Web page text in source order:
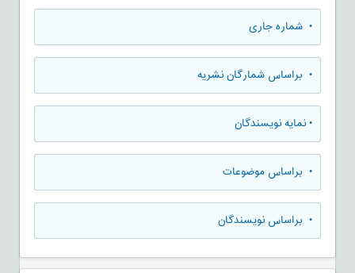
• شماره جاری
• براساس شمارگان نشریه
•نمایه نویسندگان
• براساس موضوعات
• براساس نویسندگان